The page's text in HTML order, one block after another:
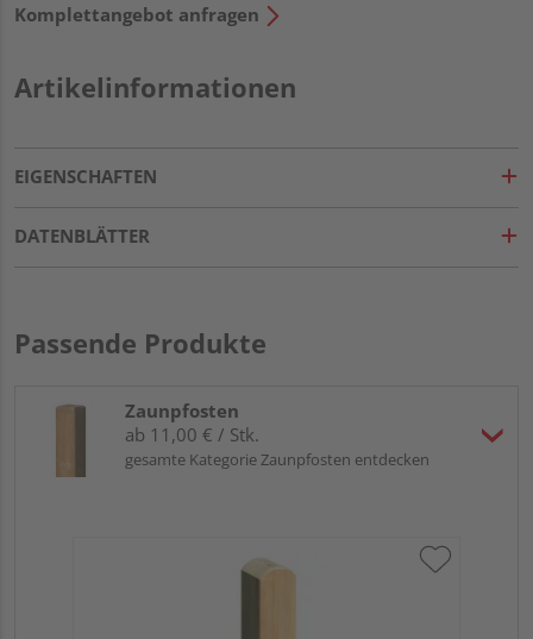
Komplettangebot anfragen
Artikelinformationen
EIGENSCHAFTEN
DATENBLÄTTER
Passende Produkte
Zaunpfosten
ab 11,00 € / Stk.
gesamte Kategorie Zaunpfosten entdecken